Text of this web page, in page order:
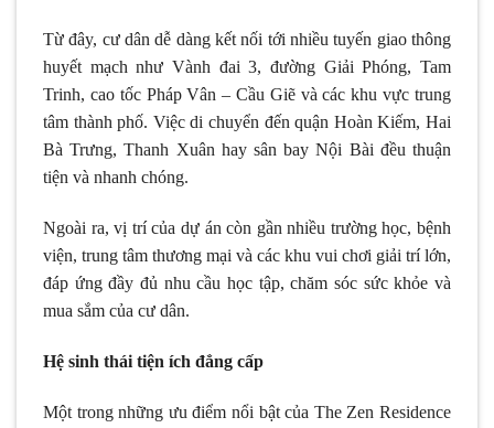
Từ đây, cư dân dễ dàng kết nối tới nhiều tuyến giao thông
huyết mạch như Vành đai 3, đường Giải Phóng, Tam
Trinh, cao tốc Pháp Vân – Cầu Giẽ và các khu vực trung
tâm thành phố. Việc di chuyển đến quận Hoàn Kiếm, Hai
Bà Trưng, Thanh Xuân hay sân bay Nội Bài đều thuận
tiện và nhanh chóng.
Ngoài ra, vị trí của dự án còn gần nhiều trường học, bệnh
viện, trung tâm thương mại và các khu vui chơi giải trí lớn,
đáp ứng đầy đủ nhu cầu học tập, chăm sóc sức khỏe và
mua sắm của cư dân.
Hệ sinh thái tiện ích đẳng cấp
Một trong những ưu điểm nổi bật của The Zen Residence